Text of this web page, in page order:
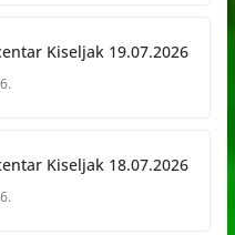
Kiseljak 19.07.2026
Kiseljak 18.07.2026